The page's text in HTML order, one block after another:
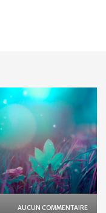
AUCUN COMMENTAIRE